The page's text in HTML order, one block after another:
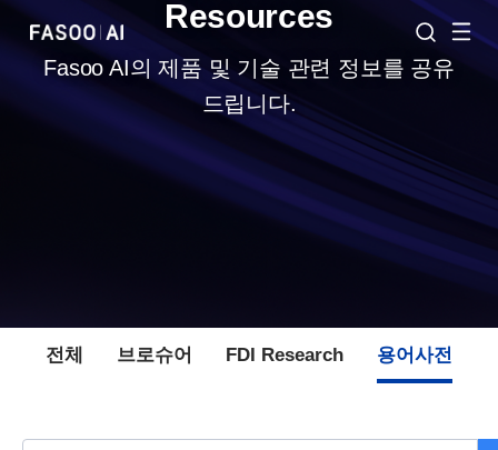
Resources
Fasoo AI의 제품 및 기술 관련 정보를 공유
드립니다.
전체 브로슈어 FDI Research 용어사전